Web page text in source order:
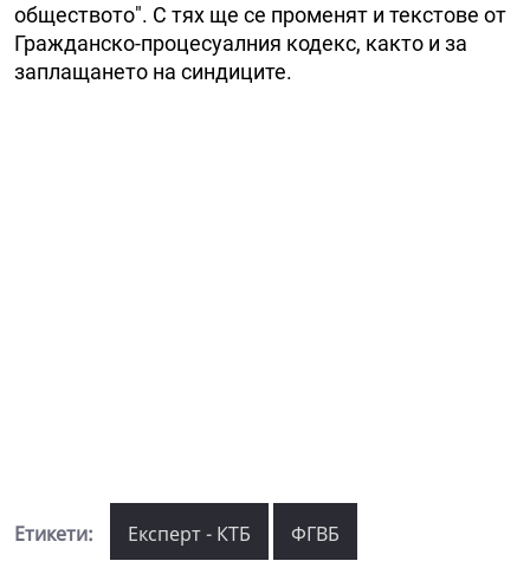
обществото". С тях ще се променят и текстове от
Гражданско-процесуалния кодекс, както и за
заплащането на синдиците.
Етикети: Експерт - КТБ ФГВБ